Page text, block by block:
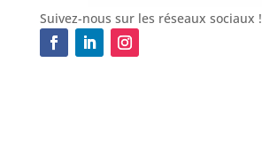
Suivez-nous sur les réseaux sociaux !